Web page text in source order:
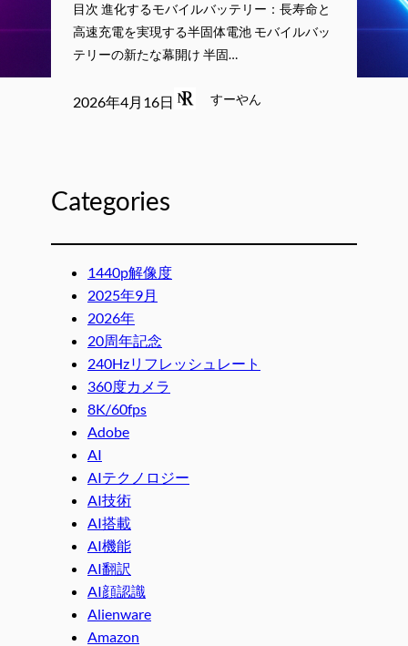
目次 進化するモバイルバッテリー：長寿命と
高速充電を実現する半固体電池 モバイルバッ
テリーの新たな幕開け 半固…
2026年4月16日 すーやん
Categories
1440p解像度
2025年9月
2026年
20周年記念
240Hzリフレッシュレート
360度カメラ
8K/60fps
Adobe
AI
AIテクノロジー
AI技術
AI搭載
AI機能
AI翻訳
AI顔認識
Alienware
Amazon